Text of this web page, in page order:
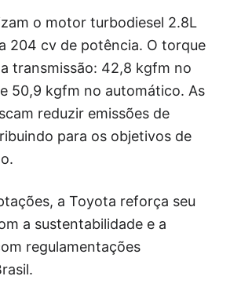
o motor turbodiesel 2.8L
204 cv de potência. O torque
transmissão: 42,8 kgfm no
50,9 kgfm no automático. As
reduzir emissões de
para os objetivos de
a Toyota reforça seu
a sustentabilidade e a
regulamentações